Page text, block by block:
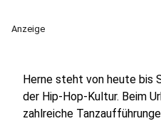
Anzeige
Herne steht von heute bis
der Hip-Hop-Kultur. Beim
zahlreiche